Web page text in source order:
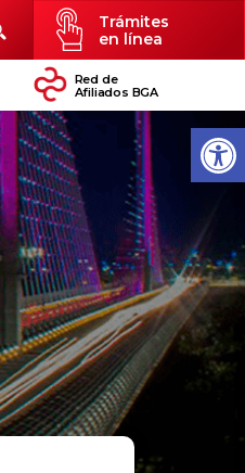
Trámites
en línea
Red de
Afiliados BGA